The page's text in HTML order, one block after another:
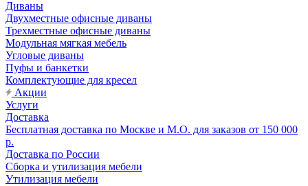
Диваны
Двухместные офисные диваны
Трехместные офисные диваны
Модульная мягкая мебель
Угловые диваны
Пуфы и банкетки
Комплектующие для кресел
Акции
Услуги
Доставка
Бесплатная доставка по Москве и М.О. для заказов от 150 000
р.
Доставка по России
Сборка и утилизация мебели
Утилизация мебели